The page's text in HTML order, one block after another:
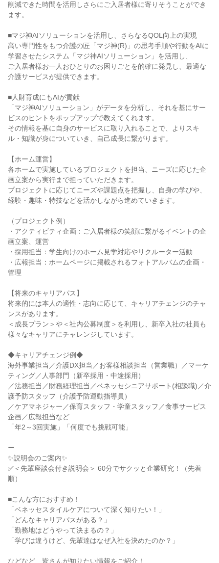
削減できた時間を活用しさらにご入居者様に寄りそうことができ
ます。
■マジ神AIソリューションを活用し、さらなるQOL向上の実現
高い専門性をもつ介護の匠「マジ神(R)」の思考手順や行動をAIに
学習させたシステム「マジ神AIソリューション」を活用し、
ご入居者様お一人おひとりのお困りごとを的確に発見し、最適な
介護サービスが提供できます。
■人財育成にもAIが貢献
「マジ神AIソリューション」がデータを分析し、それを基にサー
ビスのヒントをポップアップで教えてくれます。
その情報を基に自身のサービスに取り入れることで、よりスキ
ル・知識が身についていき、自己成長に繋がります。
【ホーム運営】
各ホームで実施しているプロジェクトを担当、ニーズに応じた企
画立案から実行まで担っていただきます。
プロジェクトに応じてニーズや課題点を把握し、自身の学びや、
経験・趣味・特技などを活かしながら進めていきます。
（プロジェクト例）
・アクティビティ企画：ご入居者様の笑顔に繋がるイベントの企
画立案、運営
・採用担当：学生向けのホーム見学対応やリクルーター活動
・広報担当：ホームページに掲載されるフォトアルバムの企画・
管理
【将来のキャリアパス】
将来的には本人の適性・志向に応じて、キャリアチェンジのチャ
ンスがあります。
＜成長プラン＞や＜社内公募制度＞を利用し、新卒入社の社員も
様々なキャリアにチャレンジしています。
◆キャリアチェンジ例◆
海外事業担当／介護DX担当／お客様相談担当（営業職）／マーケ
ティング／人事部門（新卒採用・中途採用）
／法務担当／財務経理担当／ベネッセシニアサポート(相談職)／介
護予防スタッフ（介護予防運動指導員）
／ケアマネジャー／保育スタッフ・学童スタッフ／食事サービス
企画／広報担当など
「年2～3回実施」「何度でも挑戦可能」
ー
✨説明会のご案内✨
✅＜先輩座談会付き説明会＞ 60分でサクッと企業研究！（先着
順）
■こんな方におすすめ！
「ベネッセスタイルケアについて深く知りたい！」
「どんなキャリアパスがある？」
「勤務地はどうやって決まるの？」
「学びは違うけど、先輩達はなぜ入社を決めたのか？」
などなど、皆さんが知りたい情報をご紹介！